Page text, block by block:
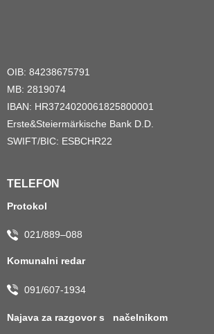
OIB: 84238675791
MB: 2819074
IBAN: HR3724020061825800001
Erste&Steiermärkische Bank D.D.
SWIFT/BIC: ESBCHR22
TELEFON
Protokol
021/889–088
Komunalni redar
091/607-1934
Najava za razgovor s načelnikom